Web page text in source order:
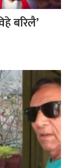
बरिलै’